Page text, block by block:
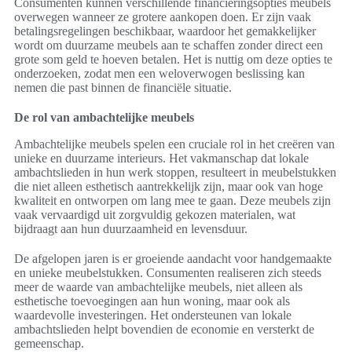
Consumenten kunnen verschillende financieringsopties meubels
overwegen wanneer ze grotere aankopen doen. Er zijn vaak
betalingsregelingen beschikbaar, waardoor het gemakkelijker
wordt om duurzame meubels aan te schaffen zonder direct een
grote som geld te hoeven betalen. Het is nuttig om deze opties te
onderzoeken, zodat men een weloverwogen beslissing kan
nemen die past binnen de financiële situatie.
De rol van ambachtelijke meubels
Ambachtelijke meubels spelen een cruciale rol in het creëren van
unieke en duurzame interieurs. Het vakmanschap dat lokale
ambachtslieden in hun werk stoppen, resulteert in meubelstukken
die niet alleen esthetisch aantrekkelijk zijn, maar ook van hoge
kwaliteit en ontworpen om lang mee te gaan. Deze meubels zijn
vaak vervaardigd uit zorgvuldig gekozen materialen, wat
bijdraagt aan hun duurzaamheid en levensduur.
De afgelopen jaren is er groeiende aandacht voor handgemaakte
en unieke meubelstukken. Consumenten realiseren zich steeds
meer de waarde van ambachtelijke meubels, niet alleen als
esthetische toevoegingen aan hun woning, maar ook als
waardevolle investeringen. Het ondersteunen van lokale
ambachtslieden helpt bovendien de economie en versterkt de
gemeenschap.